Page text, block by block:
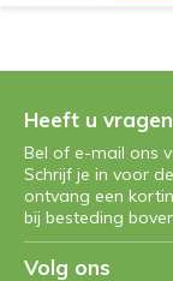
Heeft u
Bel of e-mail ons
Schrijf je in voor
ontvang een
bij besteding
Volg ons